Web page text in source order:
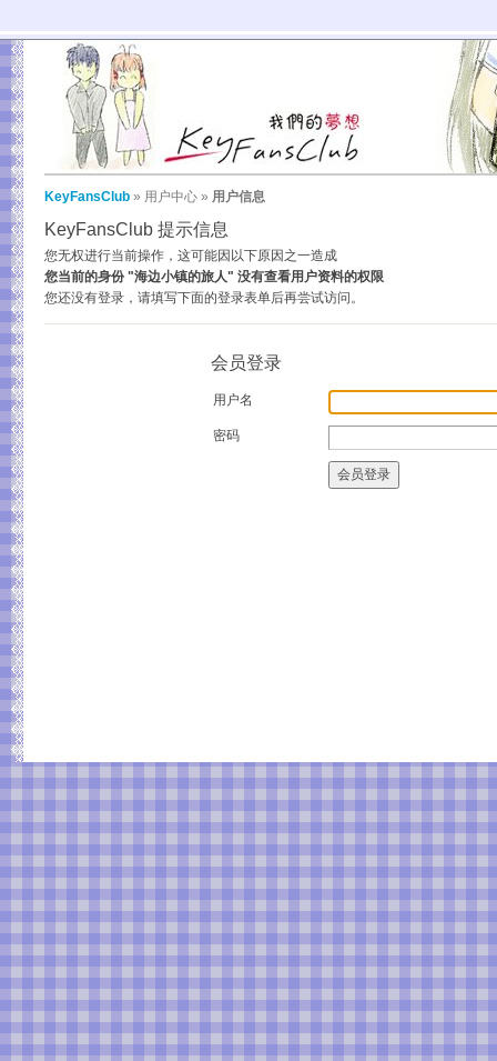
KeyFansClub » 用户中心 » 用户信息
KeyFansClub 提示信息
您无权进行当前操作，这可能因以下原因之一造成
您当前的身份 "海边小镇的旅人" 没有查看用户资料的权限
您还没有登录，请填写下面的登录表单后再尝试访问。
会员登录
用户名
密码
会员登录